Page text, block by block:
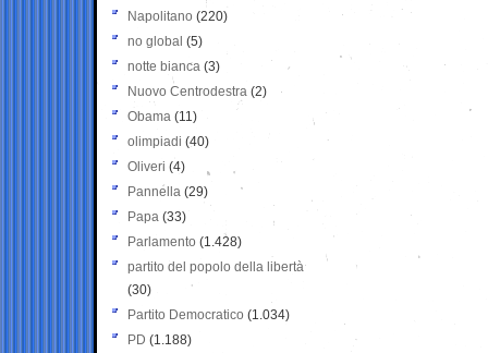
Napolitano (220)
no global (5)
notte bianca (3)
Nuovo Centrodestra (2)
Obama (11)
olimpiadi (40)
Oliveri (4)
Pannella (29)
Papa (33)
Parlamento (1.428)
partito del popolo della libertà
(30)
Partito Democratico (1.034)
PD (1.188)